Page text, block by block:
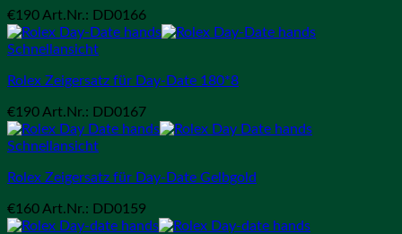
€190 Art.Nr.: DD0166
Schnellansicht
Rolex Zeigersatz für Day-Date 180*8
€190 Art.Nr.: DD0167
Schnellansicht
Rolex Zeigersatz für Day-Date Gelbgold
€160 Art.Nr.: DD0159